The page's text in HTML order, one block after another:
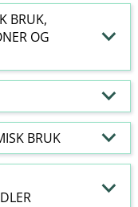
BRUK,
OG
BRUK